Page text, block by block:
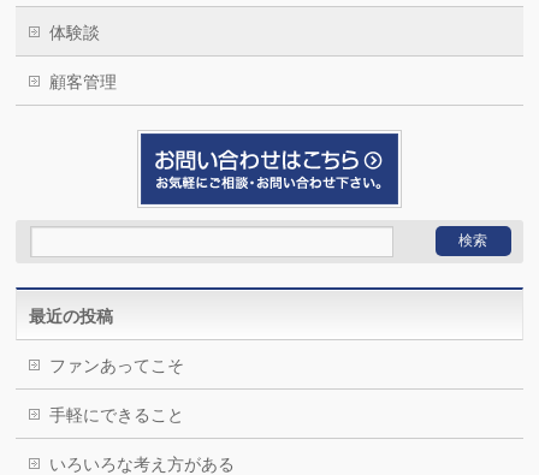
体験談
顧客管理
最近の投稿
ファンあってこそ
手軽にできること
いろいろな考え方がある